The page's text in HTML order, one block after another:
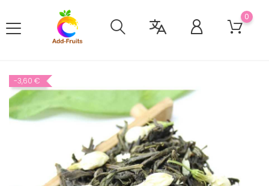
0
-3,60 €